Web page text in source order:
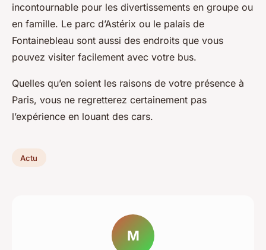
incontournable pour les divertissements en groupe ou
en famille. Le parc d’Astérix ou le palais de
Fontainebleau sont aussi des endroits que vous
pouvez visiter facilement avec votre bus.
Quelles qu’en soient les raisons de votre présence à
Paris, vous ne regretterez certainement pas
l’expérience en louant des cars.
Actu
M